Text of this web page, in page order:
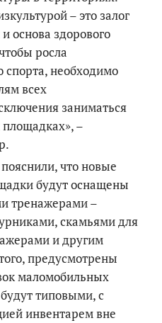
– это залог
основа здорового
росла
спорта, необходимо
всех
заниматься
–
что новые
будут оснащены
тренажерами –
скамьями для
и другим
предусмотрены
маломобильных
типовыми, с
инвентарем вне